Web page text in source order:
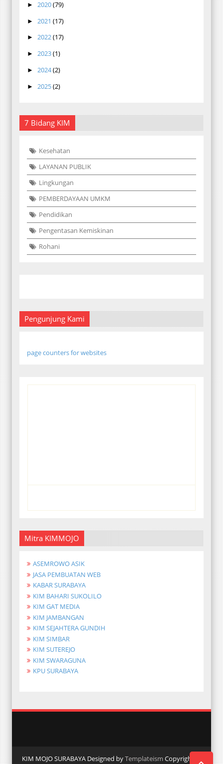
► 2020(79)
► 2021 (17)
► 2022(17)
► 2023(1)
► 2024(2)
► 2025(2)
7 Bidang KIM
Kesehatan
LAYANAN PUBLIK
Lingkungan
PEMBERDAYAAN UMKM
Pendidikan
Pengentasan Kemiskinan
Rohani
Pengunjung Kami
page counters for websites
Mitra KIMMOJO
ASEMROWO ASIK
JASA PEMBUATAN WEB
KABAR SURABAYA
KIM BAHARI SUKOLILO
KIM GAT MEDIA
KIM JAMBANGAN
KIM SEJAHTERA GUNDIH
KIM SIMBAR
KIM SUTEREJO
KIM SWARAGUNA
KPU SURABAYA
KIM MOJO SURABAYA Designed byTemplateism Copyright ©